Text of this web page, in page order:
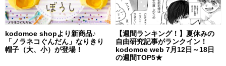
kodomoe shopより新商品♪
「ノラネコぐんだん」なりきり
帽子（大、小）が登場！
【週間ランキング！】夏休みの
自由研究記事がランクイン！
kodomoe web 7月12日～18日
の週間TOP5★